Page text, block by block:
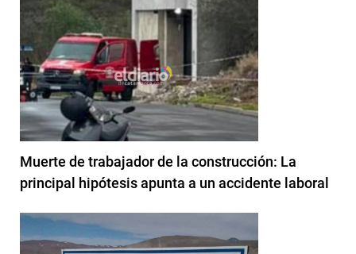
Muerte de trabajador de la construcción: La
principal hipótesis apunta a un accidente laboral